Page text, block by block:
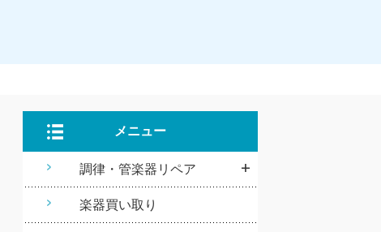
メニュー
調律・管楽器リペア
楽器買い取り